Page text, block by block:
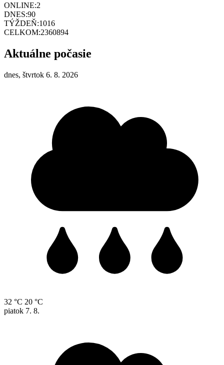
ONLINE:2
DNES:90
TÝŽDEŇ:1016
CELKOM:2360894
Aktuálne počasie
dnes, štvrtok 6. 8. 2026
32 °C 20 °C
piatok 7. 8.